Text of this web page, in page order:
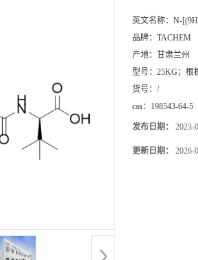
英文名称： N-
品牌： TACHEM
产地： 甘肃兰州
型号： 25KG；根
货号： /
cas： 198543-64-5
发布日期： 2023-
更新日期： 2026-